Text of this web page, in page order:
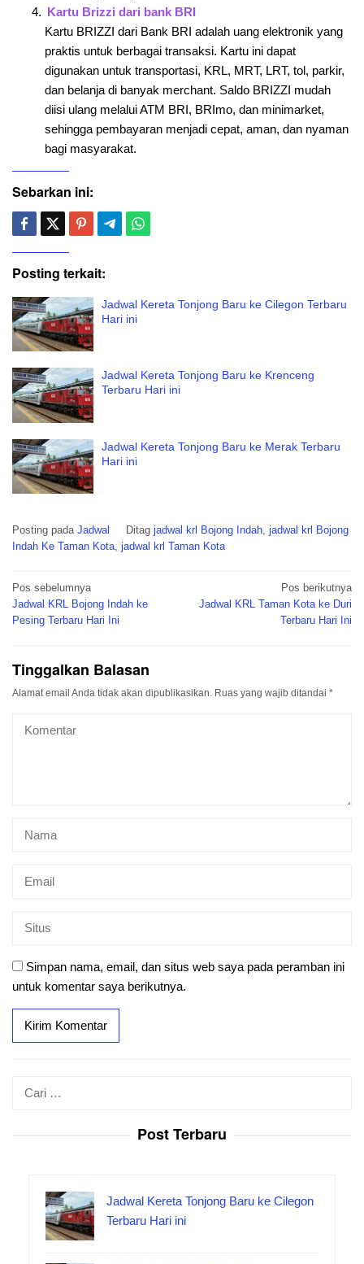
Kartu Brizzi dari bank BRI
Kartu BRIZZI dari Bank BRI adalah uang elektronik yang
praktis untuk berbagai transaksi. Kartu ini dapat
digunakan untuk transportasi, KRL, MRT, LRT, tol, parkir,
dan belanja di banyak merchant. Saldo BRIZZI mudah
diisi ulang melalui ATM BRI, BRImo, dan minimarket,
sehingga pembayaran menjadi cepat, aman, dan nyaman
bagi masyarakat.
Sebarkan ini:
Posting terkait:
Jadwal Kereta Tonjong Baru ke Cilegon Terbaru
Hari ini
Jadwal Kereta Tonjong Baru ke Krenceng
Terbaru Hari ini
Jadwal Kereta Tonjong Baru ke Merak Terbaru
Hari ini
Posting pada Jadwal Ditag jadwal krl Bojong Indah, jadwal krl Bojong
Indah Ke Taman Kota, jadwal krl Taman Kota
Navigasi
pos
Pos sebelumnya
Jadwal KRL Bojong Indah ke
Pesing Terbaru Hari Ini
Pos berikutnya
Jadwal KRL Taman Kota ke Duri
Terbaru Hari Ini
Tinggalkan Balasan
Alamat email Anda tidak akan dipublikasikan. Ruas yang wajib ditandai *
Simpan nama, email, dan situs web saya pada peramban ini
untuk komentar saya berikutnya.
Post Terbaru
Jadwal Kereta Tonjong Baru ke Cilegon
Terbaru Hari ini